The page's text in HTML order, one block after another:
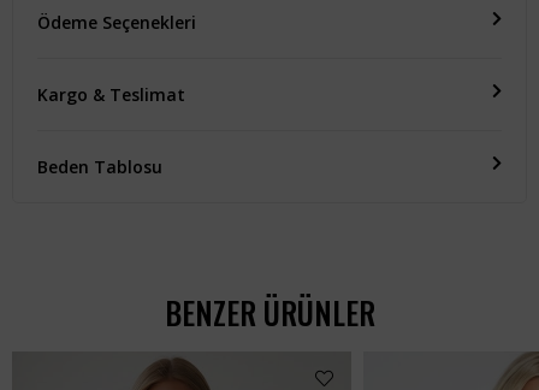
Ödeme Seçenekleri
Kargo & Teslimat
Beden Tablosu
BENZER ÜRÜNLER